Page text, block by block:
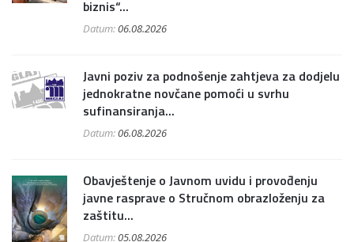
biznis“...
Datum:06.08.2026
Javni poziv za podnošenje zahtjeva za dodjelu
jednokratne novčane pomoći u svrhu
sufinansiranja...
Datum:06.08.2026
Obavještenje o Javnom uvidu i provođenju
javne rasprave o Stručnom obrazloženju za
zaštitu...
Datum:05.08.2026